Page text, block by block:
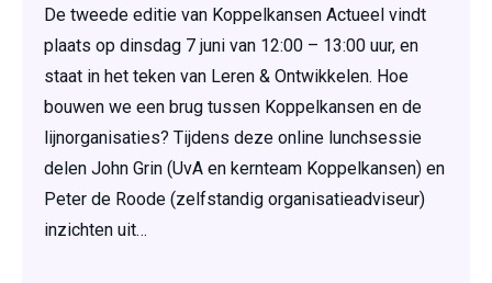
De tweede editie van Koppelkansen Actueel vindt
plaats op dinsdag 7 juni van 12:00 – 13:00 uur, en
staat in het teken van Leren & Ontwikkelen. Hoe
bouwen we een brug tussen Koppelkansen en de
lijnorganisaties? Tijdens deze online lunchsessie
delen John Grin (UvA en kernteam Koppelkansen) en
Peter de Roode (zelfstandig organisatieadviseur)
inzichten uit…